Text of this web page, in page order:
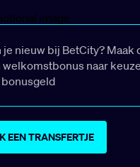
je nieuw bij BetCity?
welkomstbonus naar
bonusgeld
EEN TRANSFERTJE